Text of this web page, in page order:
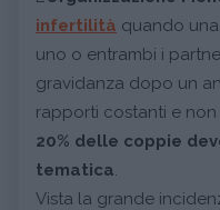
infertilità quando
uno o entrambi i
gravidanza dopo un
rapporti costanti e non
20% delle coppie
tematica
Vista la grande